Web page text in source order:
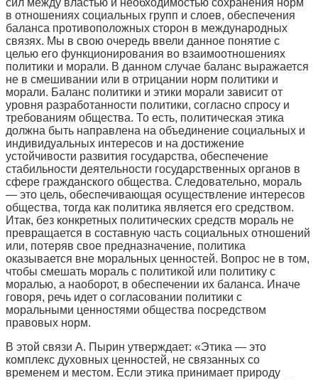
в отношениях социальных групп и слоев, обеспечения
баланса противоположных сторон в международных
связях. Мы в свою очередь ввели данное понятие с
целью его функционирования во взаимоотношениях
политики и морали. В данном случае баланс выражается
не в смешивании или в отрицании норм политики и
морали. Баланс политики и этики морали зависит от
уровня разработанности политики, согласно спросу и
требованиям общества. То есть, политическая этика
должна быть направлена на объединение социальных и
индивидуальных интересов и на достижение
устойчивости развития государства, обеспечение
стабильности деятельности государственных органов в
сфере гражданского общества. Следовательно, мораль
— это цель, обеспечивающая осуществление интересов
общества, тогда как политика является его средством.
Итак, без конкретных политических средств мораль не
превращается в составную часть социальных отношений
или, потеряв свое предназначение, политика
оказывается вне моральных ценностей. Вопрос не в том,
чтобы смешать мораль с политикой или политику с
моралью, а наоборот, в обеспечении их баланса. Иначе
говоря, речь идет о согласовании политики с
моральными ценностями общества посредством
правовых норм.
В этой связи А. Пырин утверждает: «Этика — это
комплекс духовных ценностей, не связанных со
временем и местом. Если этика принимает природу